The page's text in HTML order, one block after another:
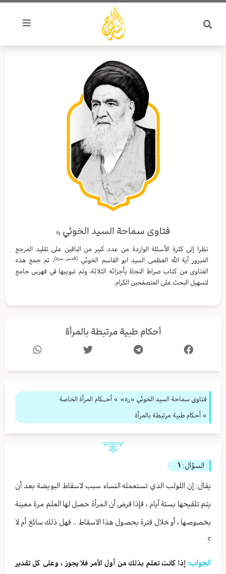
تخطي
المحتوى
فتاوى سماحة السيد الخوئي ره
نظرا إلى كثرة الأسئلة الواردة من عدد كبير من الباقين على تقليد المرجع
المبرور آية الله العظمى السيد ابو القاسم الخوئي (قدس سره)، تم جمع هذه
الفتاوى من كتاب صراط النجاة بأجزائه الثلاثة، وتم تبويبها في فهرس جامع
لتسهيل البحث على المتصفحين الكرام.
أحكام طبية مرتبطة بالمرأة
فتاوى سماحة السيد الخوئي «ره» » أحــكام المرأة الخاصة
» أحكام طبية مرتبطة بالمرأة
السؤال: ١
يقال: إن اللولب الذي تستعمله النساء سبب لاسقاط البويضة بعد أن
يتم تلقيحها بستة أيام ، فإذا فرض أن المرأة حصل لها العلم مرة معينة
بخصوصها ، أو خلال فترة بحصول هذا الاسقاط .. فهل ذلك سائغ أم لا
؟
الجواب: إذا كانت تعلم بذلك من أول الأمر فلا يجوز ، وعلى كل تقدير